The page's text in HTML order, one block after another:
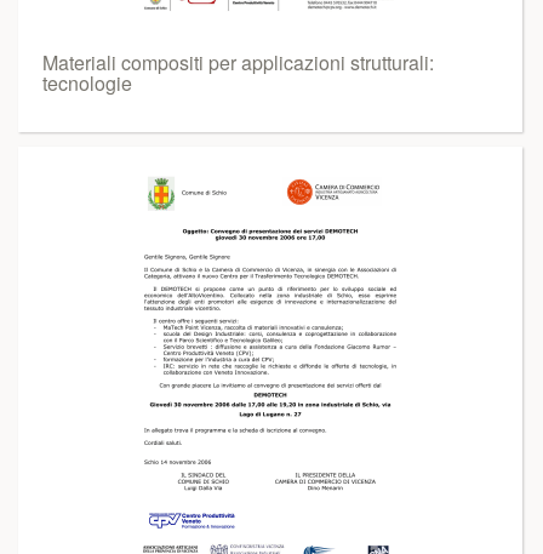
Materiali compositi per applicazioni strutturali:
tecnologie